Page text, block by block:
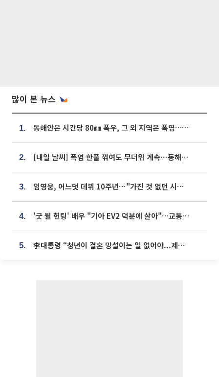
많이 본 뉴스
1. 동해안은 시간당 80㎜ 폭우, 그 외 지역은 폭염…‘극과 극 날씨’
2. [내일 날씨] 폭염 한풀 꺾여도 무더위 계속⋯동해안 이틀 연속 비
3. 임영웅, 어느덧 데뷔 10주년⋯"가진 것 없던 시절, 내 앞엔 20명의 팬뿐"
4. '굿 윌 헌팅' 배우 "기아 EV2 덕분에 살아"…교통사고 후 안전성 극찬
5. 李대통령 “청년이 결혼 망설이는 일 없어야...제도상 불이익 조사”